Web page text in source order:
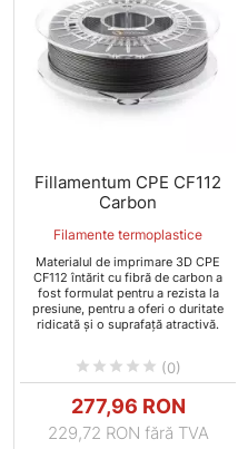
Fillamentum CPE CF112
Carbon
Filamente termoplastice
Materialul de imprimare 3D CPE
CF112 întărit cu fibră de carbon a
fost formulat pentru a rezista la
presiune, pentru a oferi o duritate
ridicată și o suprafață atractivă.
     (0)
Pret
277,96 RON
229,72 RON fără TVA